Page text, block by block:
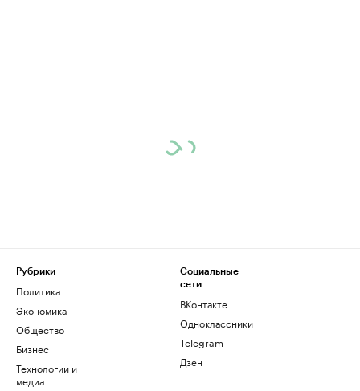
Рубрики
Политика
Экономика
Общество
Бизнес
Технологии и
медиа
Социальные
сети
ВКонтакте
Одноклассники
Telegram
Дзен